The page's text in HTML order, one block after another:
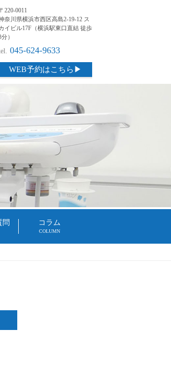
220-0011
奈川県横浜市西区高島2-19-12 ス
イビル17F（横浜駅東口直結 徒歩
分）
045-624-9633
WEB予約はこちら▶
問 コラム
COLUMN